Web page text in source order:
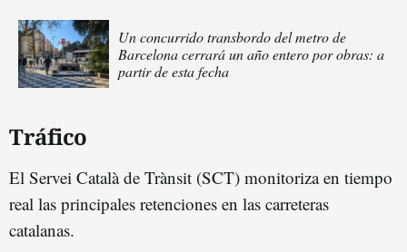
Un concurrido transbordo del metro de
Barcelona cerrará un año entero por obras: a
partir de esta fecha
Tráfico
El Servei Català de Trànsit (SCT) monitoriza en tiempo
real las principales retenciones en las carreteras
catalanas.